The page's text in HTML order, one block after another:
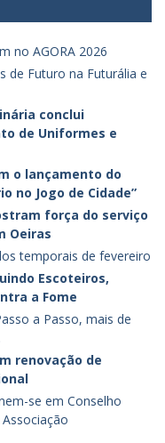
no AGORA 2026
de Futuro na Futurália e
conclui
de Uniformes e
o lançamento do
no Jogo de Cidade”
força do serviço
Oeiras
temporais de fevereiro
Escoteiros,
a Fome
a Passo, mais de
renovação de
se em Conselho